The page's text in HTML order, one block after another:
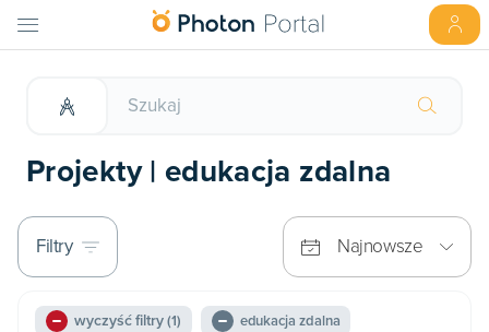
Projekty | edukacja zdalna
Filtry Najnowsze
wyczyść filtry(1) edukacja zdalna